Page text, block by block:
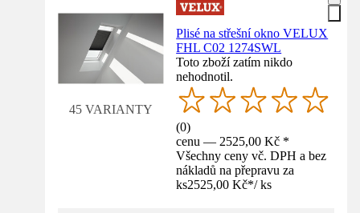
45 VARIANTY
Plisé na střešní okno VELUX
FHL C02 1274SWL
Toto zboží zatím nikdo
nehodnotil.
(0)
cenu — 2525,00 Kč *
Všechny ceny vč. DPH a bez
nákladů na přepravu za
ks2525,00 Kč*/ ks